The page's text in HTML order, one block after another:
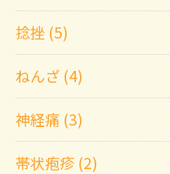
捻挫 (5)
ねんざ (4)
神経痛 (3)
帯状疱疹 (2)